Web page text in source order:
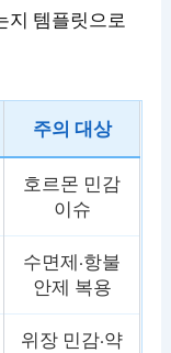
지 템플릿으로
주의 대상
호르몬 민감
이슈
수면제·항불
안제 복용
위장 민감·약